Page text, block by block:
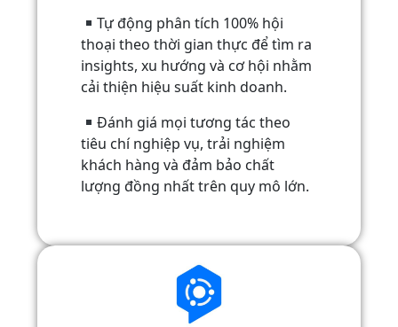
Tự động phân tích 100% hội
thoại theo thời gian thực để tìm ra
insights, xu hướng và cơ hội nhằm
cải thiện hiệu suất kinh doanh.
Đánh giá mọi tương tác theo
tiêu chí nghiệp vụ, trải nghiệm
khách hàng và đảm bảo chất
lượng đồng nhất trên quy mô lớn.